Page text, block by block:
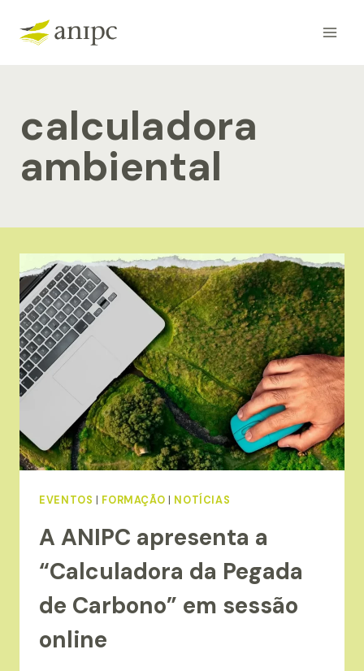
content
calculadora
ambiental
EVENTOS FORMAÇÃO NOTÍCIAS
A ANIPC apresenta a
“Calculadora da Pegada
de Carbono” em sessão
online